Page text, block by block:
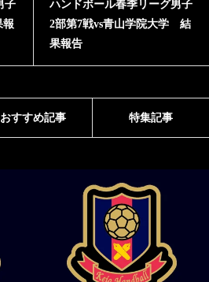
ハンドボール春季リーグ男子
2部第7戦vs青山学院大学 結
ハ
2部
おすすめ記事 特集記事